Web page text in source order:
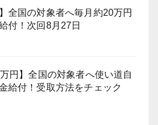
】全国の対象者へ毎月約20万円
付！次回8月27日
万円】全国の対象者へ使い道自
給付！受取方法をチェック